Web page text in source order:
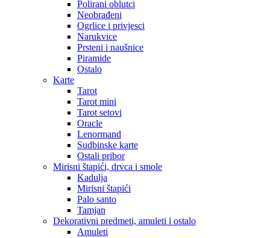
Polirani oblutci
Neobrađeni
Ogrlice i privjesci
Narukvice
Prsteni i naušnice
Piramide
Ostalo
Karte
Tarot
Tarot mini
Tarot setovi
Oracle
Lenormand
Sudbinske karte
Ostali pribor
Mirisni štapići, drvca i smole
Kadulja
Mirisni štapići
Palo santo
Tamjan
Dekorativni predmeti, amuleti i ostalo
Amuleti